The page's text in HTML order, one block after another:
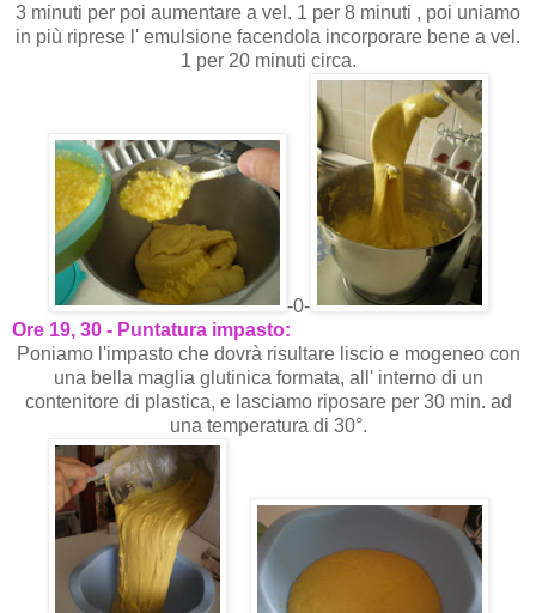
3 minuti per poi aumentare a vel. 1 per 8 minuti , poi uniamo
in più riprese l' emulsione facendola incorporare bene a vel.
1 per 20 minuti circa.
-0-
Ore 19, 30 - Puntatura impasto:
Poniamo l'impasto che dovrà risultare liscio e mogeneo con
una bella maglia glutinica formata, all' interno di un
contenitore di plastica, e lasciamo riposare per 30 min. ad
una temperatura di 30°.